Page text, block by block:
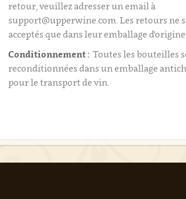
retour, veuillez adresser un email à
support@upperwine.com. Les retours ne
acceptés que dans leur emballage
Conditionnement : Toutes les bouteilles
reconditionnées dans un emballage
pour le transport de vin.